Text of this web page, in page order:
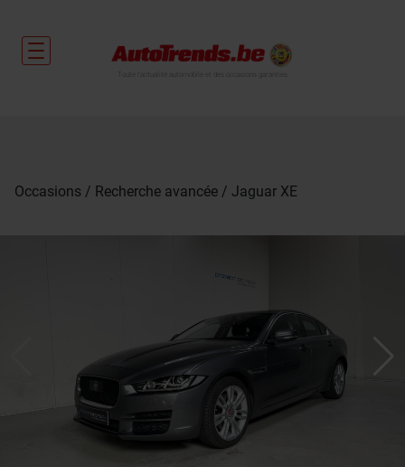
Occasions Recherche avancée Jaguar XE